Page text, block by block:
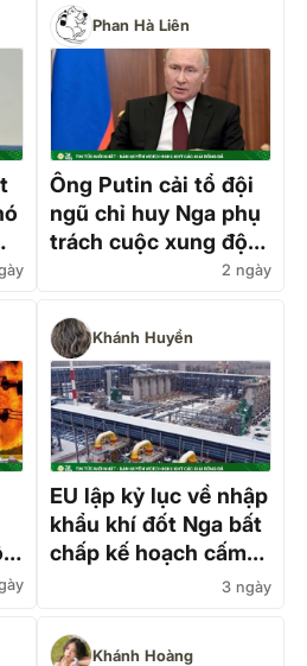
thành Dubai của
châu Âu"
Phan Hà Liên
Ông Putin cải tổ đội
ngũ chỉ huy Nga phụ
trách cuộc xung đột
2 ngày
Khánh Huyền
EU lập kỷ lục về nhập
khẩu khí đốt Nga bất
chấp kế hoạch cấm
3 ngày
Khánh Hoàng